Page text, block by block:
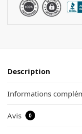
Description
Informations
Avis 0